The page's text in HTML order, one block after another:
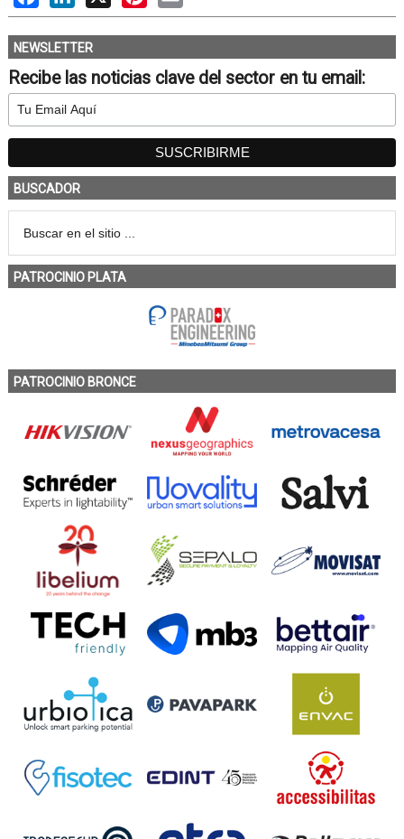
NEWSLETTER
Recibe las noticias clave del sector en tu email:
BUSCADOR
PATROCINIO PLATA
PATROCINIO BRONCE